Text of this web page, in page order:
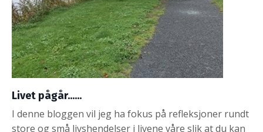
Livet pågår......
I denne bloggen vil jeg ha fokus på refleksjoner rundt
store og små livshendelser i livene våre slik at du kan